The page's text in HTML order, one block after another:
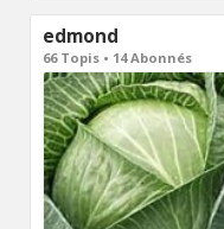
edmond
66 Topis • 14 Abonnés